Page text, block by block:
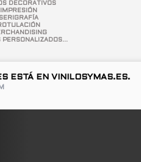
DECORATIVOS
PERSONALIZADOS...
ESTÁ EN VINILOSYMAS.ES.